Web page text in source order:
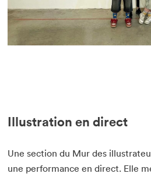
Illustration en direct
Une section du Mur des
une performance en direct. Elle